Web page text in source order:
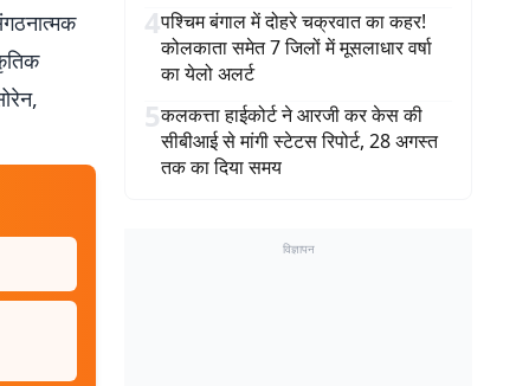
4पश्चिम बंगाल में दोहरे चक्रवात का कहर!
कोलकाता समेत 7 जिलों में मूसलाधार वर्षा
का येलो अलर्ट
5कलकत्ता हाईकोर्ट ने आरजी कर केस की
सीबीआई से मांगी स्टेटस रिपोर्ट, 28 अगस्त
तक का दिया समय
विज्ञापन